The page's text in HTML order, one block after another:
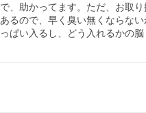
助かってます。ただ、お取
ので、早く臭い無くならな
い入るし、どう入れるかの